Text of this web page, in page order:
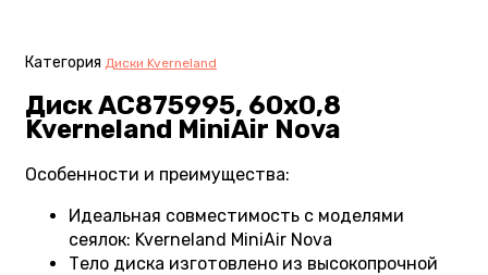
Категория Диски Kverneland
Диск AC875995, 60х0,8
Kverneland MiniAir Nova
Особенности и преимущества:
Идеальная совместимость с моделями
сеялок: Kverneland MiniAir Nova
Тело диска изготовлено из высокопрочной